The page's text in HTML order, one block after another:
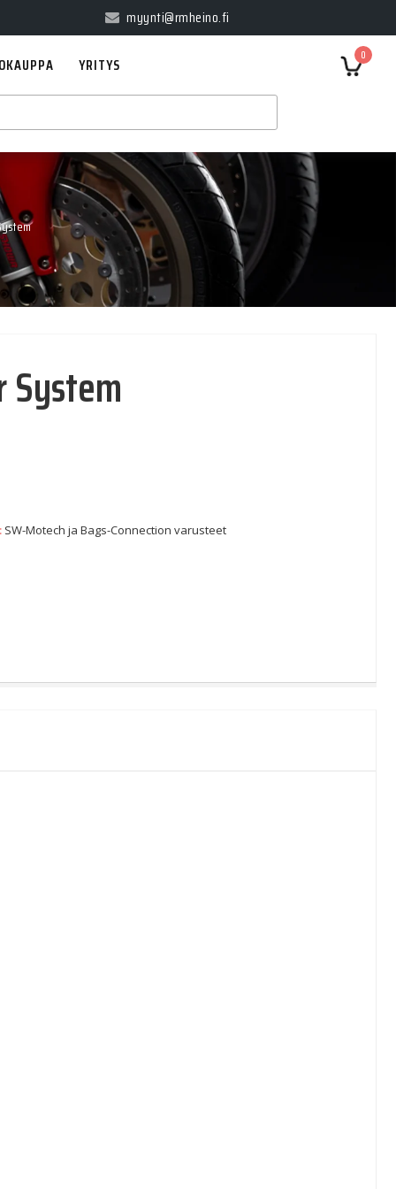
myynti@rmheino.fi
0
YRITYS
System
SW-Motech ja Bags-Connection varusteet